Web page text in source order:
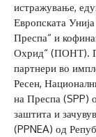
истражување,
Европската
Преспа“ и
Охрид“ (ПОНТ).
партнери во
Ресен,
на Преспа (SPP)
заштита и
(PPNEA) од